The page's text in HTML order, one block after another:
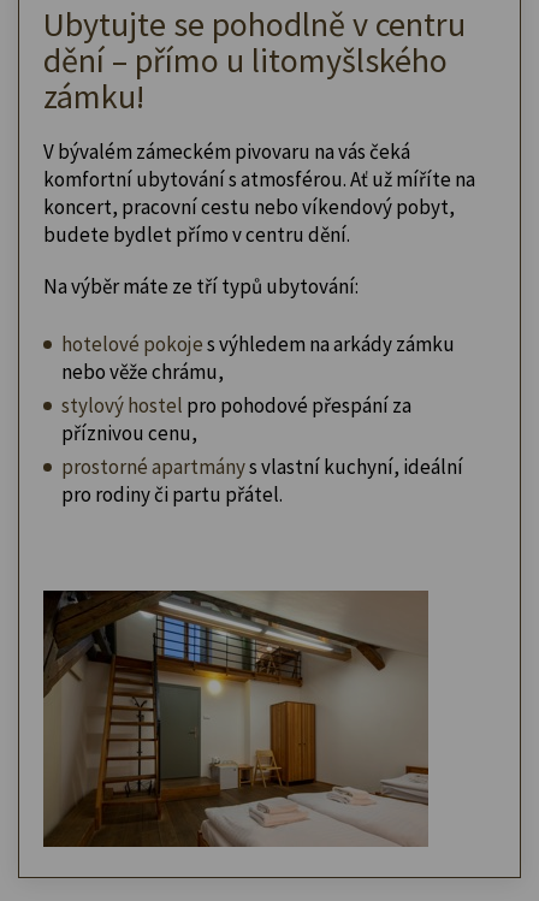
Ubytujte se pohodlně v centru
dění – přímo u litomyšlského
zámku!
V bývalém zámeckém pivovaru na vás čeká
komfortní ubytování s atmosférou. Ať už míříte na
koncert, pracovní cestu nebo víkendový pobyt,
budete bydlet přímo v centru dění.
Na výběr máte ze tří typů ubytování:
hotelové pokojes výhledem na arkády zámku
nebo věže chrámu,
stylový hostel pro pohodové přespání za
příznivou cenu,
prostorné apartmánys vlastní kuchyní, ideální
pro rodiny či partu přátel.